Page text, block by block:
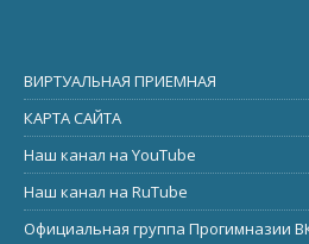
ВИРТУАЛЬНАЯ ПРИЕМНАЯ
КАРТА САЙТА
Наш канал на YouTube
Наш канал на RuTube
Официальная группа Прогимназии